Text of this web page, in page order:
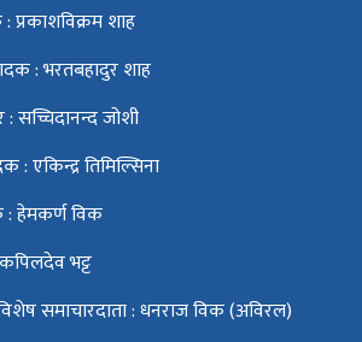
प्रकाशविक्रम शाह
: भरतबहादुर शाह
: सच्चिदानन्द जोशी
: एकिन्द्र तिमिल्सिना
: हेमकर्ण विक
भट्ट
समाचारदाता : धनराज विक (अविरल)